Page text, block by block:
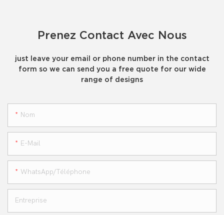
Prenez Contact Avec Nous
just leave your email or phone number in the contact
form so we can send you a free quote for our wide
range of designs
Nom
E-Mail
WhatsApp/téléphone
Entreprise